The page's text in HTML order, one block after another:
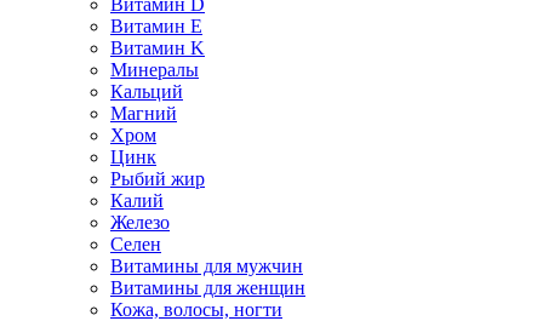
Витамин D
Витамин E
Витамин K
Минералы
Кальций
Магний
Хром
Цинк
Рыбий жир
Калий
Железо
Селен
Витамины для мужчин
Витамины для женщин
Кожа, волосы, ногти